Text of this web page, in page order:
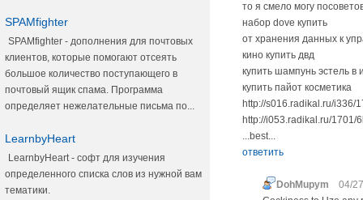
SPAMfighter
SPAMfighter - дополнения для почтовых
клиентов, которые помогают отсеять
большое количество поступающего в
почтовый ящик спама. Программа
определяет нежелательные письма по...
LearnbyHeart
LearnbyHeart - софт для изучения
определенного списка слов из нужной вам
тематики.
то я смело могу
набор dove купить
от хранения данных к
кино купить двд
купить шампунь эстель в
купить пайот косметика
http://s016.radikal.ru/i336/
http://i053.radikal.ru/1701/
...best...
ответить
DohMupym
04/